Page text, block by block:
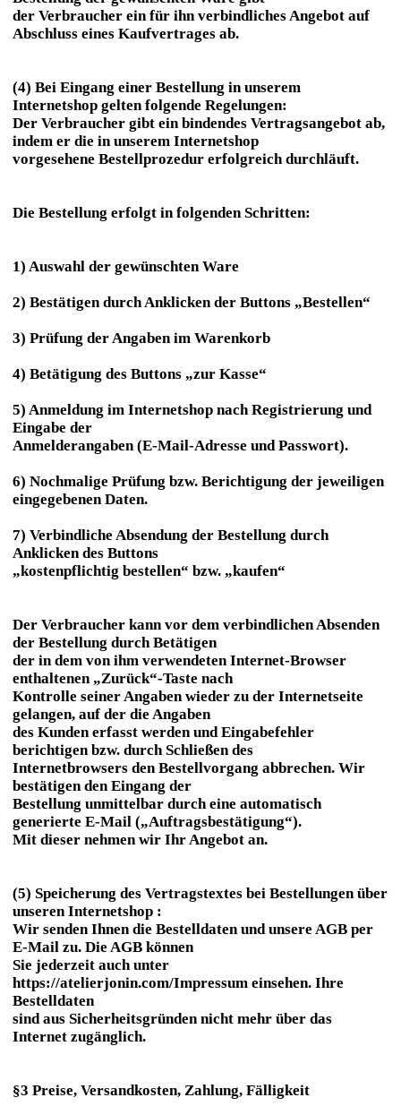
der Verbraucher ein für ihn verbindliches Angebot auf
Abschluss eines Kaufvertrages ab.
(4) Bei Eingang einer Bestellung in unserem
Internetshop gelten folgende Regelungen:
Der Verbraucher gibt ein bindendes Vertragsangebot ab,
indem er die in unserem Internetshop
vorgesehene Bestellprozedur erfolgreich durchläuft.
Die Bestellung erfolgt in folgenden Schritten:
1) Auswahl der gewünschten Ware
2) Bestätigen durch Anklicken der Buttons „Bestellen“
3) Prüfung der Angaben im Warenkorb
4) Betätigung des Buttons „zur Kasse“
5) Anmeldung im Internetshop nach Registrierung und
Eingabe der
Anmelderangaben (E-Mail-Adresse und Passwort).
6) Nochmalige Prüfung bzw. Berichtigung der jeweiligen
eingegebenen Daten.
7) Verbindliche Absendung der Bestellung durch
Anklicken des Buttons
„kostenpflichtig bestellen“ bzw. „kaufen“
Der Verbraucher kann vor dem verbindlichen Absenden
der Bestellung durch Betätigen
der in dem von ihm verwendeten Internet-Browser
enthaltenen „Zurück“-Taste nach
Kontrolle seiner Angaben wieder zu der Internetseite
gelangen, auf der die Angaben
des Kunden erfasst werden und Eingabefehler
berichtigen bzw. durch Schließen des
Internetbrowsers den Bestellvorgang abbrechen. Wir
bestätigen den Eingang der
Bestellung unmittelbar durch eine automatisch
generierte E-Mail („Auftragsbestätigung“).
Mit dieser nehmen wir Ihr Angebot an.
(5) Speicherung des Vertragstextes bei Bestellungen über
unseren Internetshop :
Wir senden Ihnen die Bestelldaten und unsere AGB per
E-Mail zu. Die AGB können
Sie jederzeit auch unter
https://atelierjonin.com/Impressum einsehen. Ihre
Bestelldaten
sind aus Sicherheitsgründen nicht mehr über das
Internet zugänglich.
§3 Preise, Versandkosten, Zahlung, Fälligkeit